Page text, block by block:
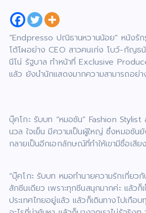
“Endpresso ปณิธานหวานน้อย” หนังรั
โต้โผอย่าง CEO สาวคนเก่ง โบว์-กัญ
นีโน่ รัฐบาล ทำหน้าที่ Exclusive
แล้ว ยังนำนักแสดงมากความสามารถอย่
บุ๊คโกะ รับบท “หมอซัน” Fashion
นวล ใจเย็น มีความเป็นผู้ใหญ่ ซึ่งหมอซัน
กลายเป็นอีกเอกลักษณ์ที่ทำให้เขามีชื่อเสีย
“บุ๊คโกะ รับบท หมอทํานายความรักเกี่ยว
สักซีนเดียว เพราะทุกซีนสนุกมากค่ะ แล้ว
ประเทศไทยอยู่แล้ว แล้วก็เดินทางไปเกื